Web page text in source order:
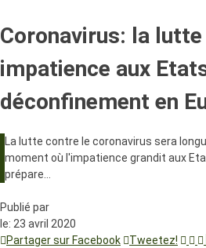
Coronavirus: la
impatience aux
déconfinement en
La lutte contre le coronavirus sera
moment où l'impatience grandit aux
prépare…
Publié par
le: 23 avril 2020
Partager sur Facebook
Tweetez!